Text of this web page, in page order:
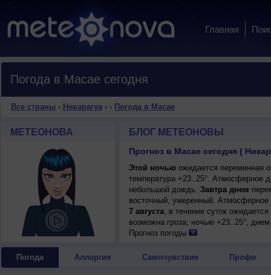
Главная
Погода в Масае сегодня
Все страны › Никарагуа› › Погода в Масае
МЕТЕОНОВА БЛОГ МЕТЕОНОВЫ
Прогноз в Масае сегодня (
Этой ночьюожидается переменная
температура +23..25°. Атмосферное
небольшой дождь. Завтра днем
восточный, умеренный.
7 августа, в течение суток
возможна гроза; ночью +23..25°,
порывы до 11 м/с.
Прогноз погоды
Погода Аллергия Самочувствие Профи